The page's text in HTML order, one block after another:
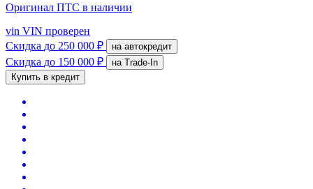
Оригинал ПТС в наличии
vin VIN проверен
Скидка до 250 000 ₽ на автокредит
Скидка до 150 000 ₽
на Trade-In
Купить в кредит